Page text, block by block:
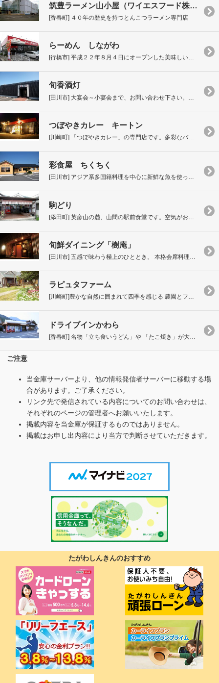
筑豊ラーメン山小屋（ワイエスフード株式会社）
[香春町] ４０年の歴史を持つとんこつラーメン専門店
らーめん しながわ
[行橋市] 平成２２年８月４日にオープンした美味しい豚骨ラーメンのお店です。
旬香酒灯
つぼやきカレー キートン
[川崎町] 「つぼやきカレー」の専門店です。多彩なバリエーション、トッピングも辛さも、自由自在 !
彩食屋 ちくちく
[田川市] アジア系多国籍料理を中心に新鮮な魚を使った本格和食、彩り鮮やかな創作料理…
駒どり
旬鮮ダイニング「樹庵」
[田川市] 五感で味わう極上のひととき。 本格会席料理が楽しめる店。
ラピュタファーム
[川崎町]豊かな自然に囲まれて四季を感じる 農園とファームレストラン。
ドライブインかわら
[香春町] 名物「立ち食いうどん」や 「たこ焼き」が大人気です。
ご注意
当金庫サーバーより、他の情報発信者サーバーに移動する場
合があります。ご了承ください。
リンク先で発信されている内容についてのお問い合わせは、
それぞれのページの管理者へお願いいたします。
掲載内容を当金庫が保証するものではありません。
掲載はお申し出内容により当方で判断させていただきます。
たがわしんきんのおすすめ